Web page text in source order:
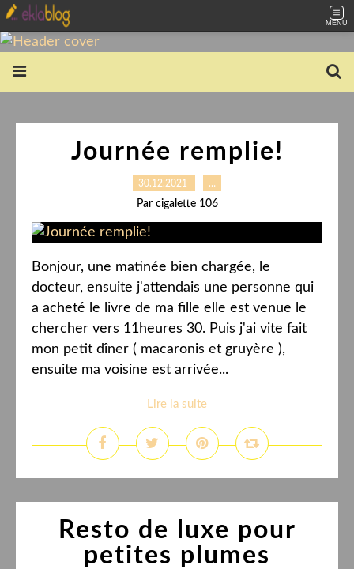
MENU
Journée remplie!
30.12.2021 …
Par cigalette 106
Bonjour, une matinée bien chargée, le
docteur, ensuite j'attendais une personne qui
a acheté le livre de ma fille elle est venue le
chercher vers 11heures 30. Puis j'ai vite fait
mon petit dîner ( macaronis et gruyère ),
ensuite ma voisine est arrivée...
Lire la suite
Resto de luxe pour
petites plumes